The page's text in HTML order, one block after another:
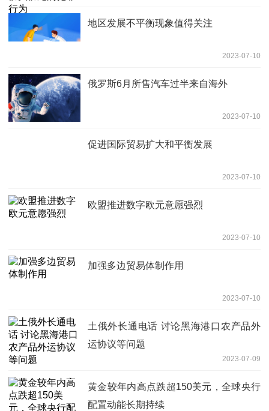
地区发展不平衡现象值得关注
2023-07-10
俄罗斯6月所售汽车过半来自海外
2023-07-10
促进国际贸易扩大和平衡发展
2023-07-10
欧盟推进数字欧元意愿强烈
2023-07-10
加强多边贸易体制作用
2023-07-10
土俄外长通电话 讨论黑海港口农产品外
运协议等问题
2023-07-09
黄金较年内高点跌超150美元，全球央行
配置动能长期持续